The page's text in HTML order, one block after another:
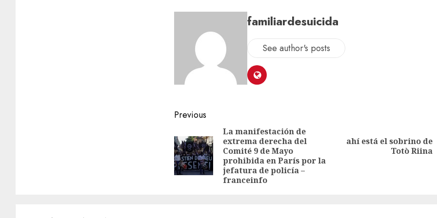
familiardesuicida
See author's posts
Previous
La manifestación de
extrema derecha del
Comité 9 de Mayo
prohibida en París por la
jefatura de policía –
franceinfo
ahí está el sobrino de
Totò Riina